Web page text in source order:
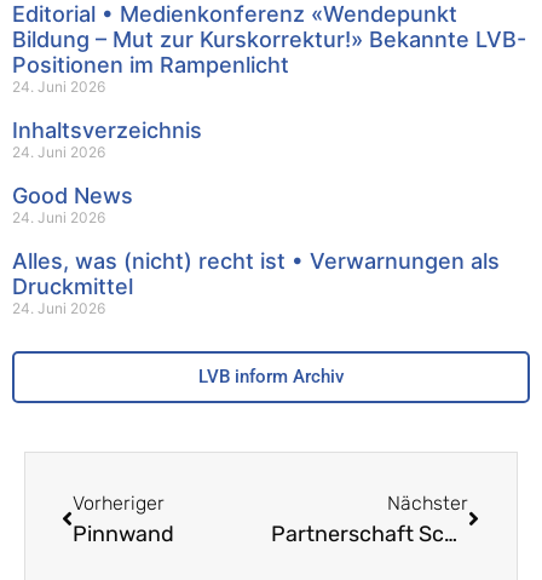
Editorial • Medienkonferenz «Wendepunkt
Bildung – Mut zur Kurskorrektur!» Bekannte LVB-
Positionen im Rampenlicht
24. Juni 2026
Inhaltsverzeichnis
24. Juni 2026
Good News
24. Juni 2026
Alles, was (nicht) recht ist • Verwarnungen als
Druckmittel
24. Juni 2026
LVB inform Archiv
Vorheriger
Pinnwand
Nächster
Partnerschaft Schule – Wirtschaft • Neue Veranstaltungsreihen am Kompetenzzentrum Berufsbildung im Haus der Wirtschaft